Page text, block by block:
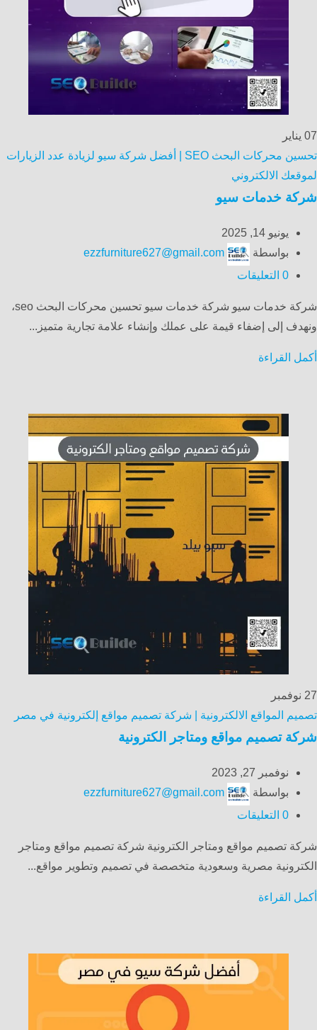
07 يناير
تحسين محركات البحث SEO | أفضل شركة سيو لزيادة عدد الزيارات
لموقعك الالكتروني
شركة خدمات سيو
يونيو 14, 2025
بواسطة
ezzfurniture627@gmail.com
0 التعليقات
شركة خدمات سيو شركة خدمات سيو تحسين محركات البحث seo،
ونهدف إلى إضفاء قيمة على عملك وإنشاء علامة تجارية متميز...
أكمل القراءة
27 نوفمبر
تصميم المواقع الالكترونية | شركة تصميم مواقع إلكترونية في مصر
شركة تصميم مواقع ومتاجر الكترونية
نوفمبر 27, 2023
بواسطة
ezzfurniture627@gmail.com
0 التعليقات
شركة تصميم مواقع ومتاجر الكترونية شركة تصميم مواقع ومتاجر
الكترونية مصرية وسعودية متخصصة في تصميم وتطوير مواقع...
أكمل القراءة